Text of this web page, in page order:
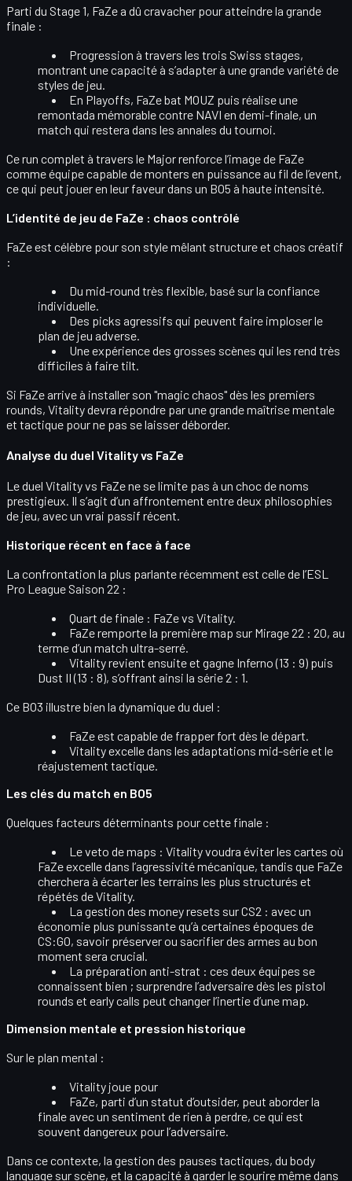
Parti du Stage 1, FaZe a dû cravacher pour atteindre la grande
finale :
Progression à travers les trois Swiss stages,
montrant une capacité à s’adapter à une grande variété de
styles de jeu.
En Playoffs, FaZebat MOUZ puis réalise une
remontada mémorable contre NAVI en demi-finale, un
match qui restera dans les annales du tournoi.
Ce run complet à travers le Major renforce l’image de FaZe
comme équipecapable de monters en puissance au fil de l’event,
ce qui peut jouer en leur faveur dans un BO5 à haute intensité.
L’identité de jeu de FaZe : chaos contrôlé
FaZe est célèbre pour son style mêlant structure et chaos créatif
:
Du mid-round très flexible, basé sur la confiance
individuelle.
Des picks agressifs qui peuvent faire imploser le
plan de jeu adverse.
Une expérience des grosses scènes qui les rend très
difficiles à faire tilt.
Si FaZe arrive à installer son "magic chaos"dès les premiers
rounds, Vitality devra répondre par une grande maîtrise mentale
et tactique pour ne pas se laisser déborder.
Analyse du duel Vitality vs FaZe
Le duel Vitality vs FaZe ne se limite pas à un choc de noms
prestigieux. Il s’agit d’un affrontement entre deux philosophies
de jeu, avec un vrai passif récent.
Historique récent en face à face
La confrontation la plus parlante récemment est celle del’ESL
Pro League Saison 22 :
Quart de finale : FaZe vs Vitality.
FaZe remporte la première map sur Mirage 22 : 20, au
terme d’un match ultra-serré.
Vitality revient ensuite et gagne Inferno (13 : 9) puis
Dust II (13 : 8), s’offrant ainsi la série 2 : 1.
Ce BO3 illustre bien la dynamique du duel :
FaZe est capable de frapper fort dès le départ.
Vitality excelle dans les adaptations mid-sérieet le
réajustement tactique.
Les clés du match en BO5
Quelques facteurs déterminants pour cette finale :
Le veto de maps : Vitality voudra éviter les cartes où
FaZe excelle dans l’agressivité mécanique, tandis que FaZe
cherchera à écarter les terrains les plus structurés et
répétés de Vitality.
La gestion des money resets sur CS2 : avec un
économie plus punissante qu’à certaines époques de
CS:GO, savoir préserver ou sacrifier des armes au bon
moment sera crucial.
La préparation anti-strat : ces deux équipes se
connaissent bien ; surprendre l’adversaire dès les pistol
rounds et early calls peut changer l’inertie d’une map.
Dimension mentale et pression historique
Sur le plan mental :
Vitality joue pour
FaZe, parti d’un statut d’outsider, peut aborder la
finale avec un sentiment de rien à perdre, ce qui est
souvent dangereux pour l’adversaire.
Dans ce contexte, la gestion des pauses tactiques, du body
language sur scène, et la capacité à garder le sourire même dans